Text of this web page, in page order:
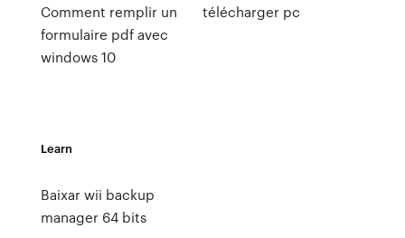
Comment remplir un
formulaire pdf avec
windows 10
télécharger pc
Learn
Baixar wii backup
manager 64 bits